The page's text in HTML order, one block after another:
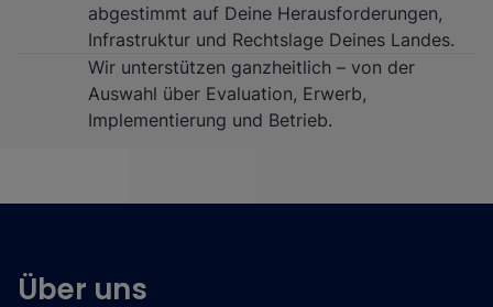
abgestimmt auf Deine Herausforderungen,
Infrastruktur und Rechtslage Deines Landes.
Wir unterstützen ganzheitlich – von der
Auswahl über Evaluation, Erwerb,
Implementierung und Betrieb.
Über uns